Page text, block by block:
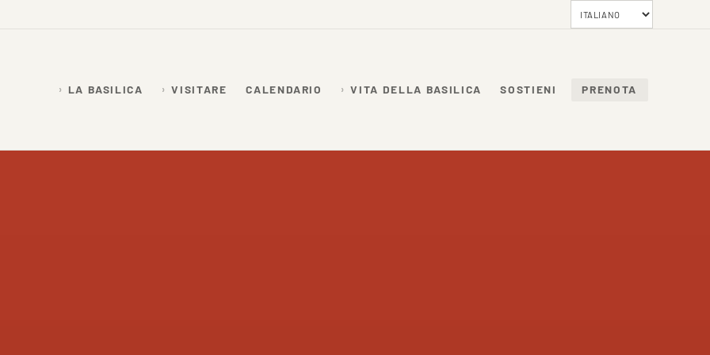
LA BASILICA VISITARE CALENDARIO VITA DELLA BASILICA SOSTIENI PRENOTA